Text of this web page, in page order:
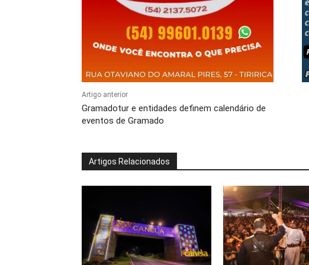
Artigo anterior
Gramadotur e entidades definem calendário de
eventos de Gramado
Artigos Relacionados